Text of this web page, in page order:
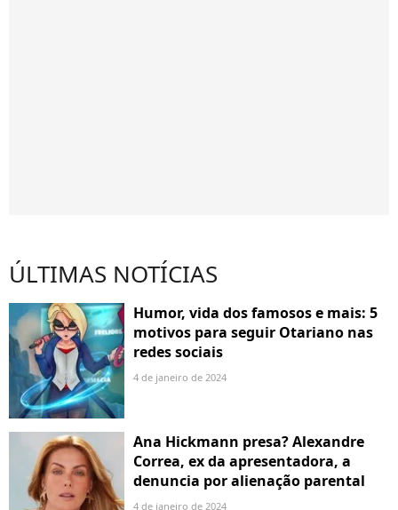
ÚLTIMAS NOTÍCIAS
Humor, vida dos famosos e mais: 5
motivos para seguir Otariano nas
redes sociais
4 de janeiro de 2024
Ana Hickmann presa? Alexandre
Correa, ex da apresentadora, a
denuncia por alienação parental
4 de janeiro de 2024